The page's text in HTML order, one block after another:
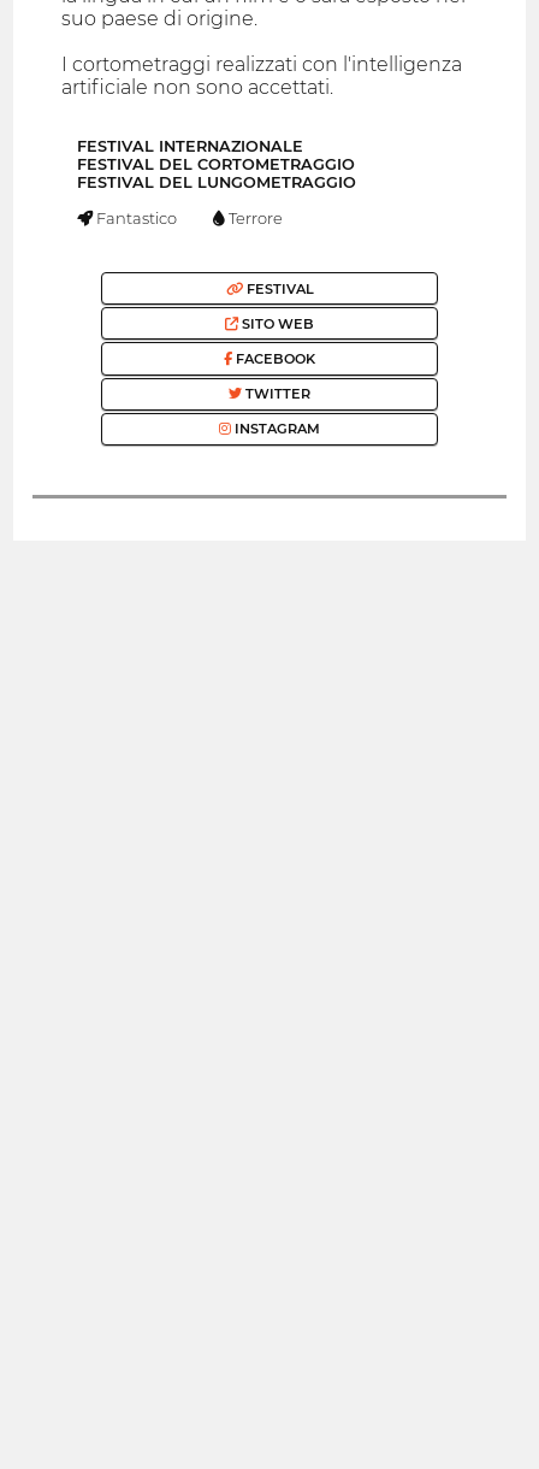
suo paese di origine.
I cortometraggi realizzati con l'intelligenza
artificiale non sono accettati.
FESTIVAL INTERNAZIONALE
FESTIVAL DEL CORTOMETRAGGIO
FESTIVAL DEL LUNGOMETRAGGIO
Fantastico Terrore
FESTIVAL
SITO WEB
FACEBOOK
TWITTER
INSTAGRAM